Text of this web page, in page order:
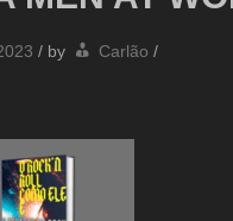
/ by Carlão /